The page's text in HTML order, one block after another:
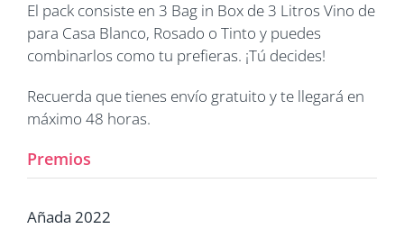
El pack consiste en 3 Bag in Box de 3 Litros Vino de
para Casa Blanco, Rosado o Tinto y puedes
combinarlos como tu prefieras. ¡Tú decides!
Recuerda que tienes envío gratuito y te llegará en
máximo 48 horas.
Premios
Añada 2022